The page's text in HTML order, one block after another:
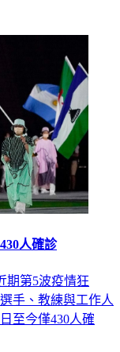
人確診
期第5波疫情狂
手、教練與工作人
至今僅430人確